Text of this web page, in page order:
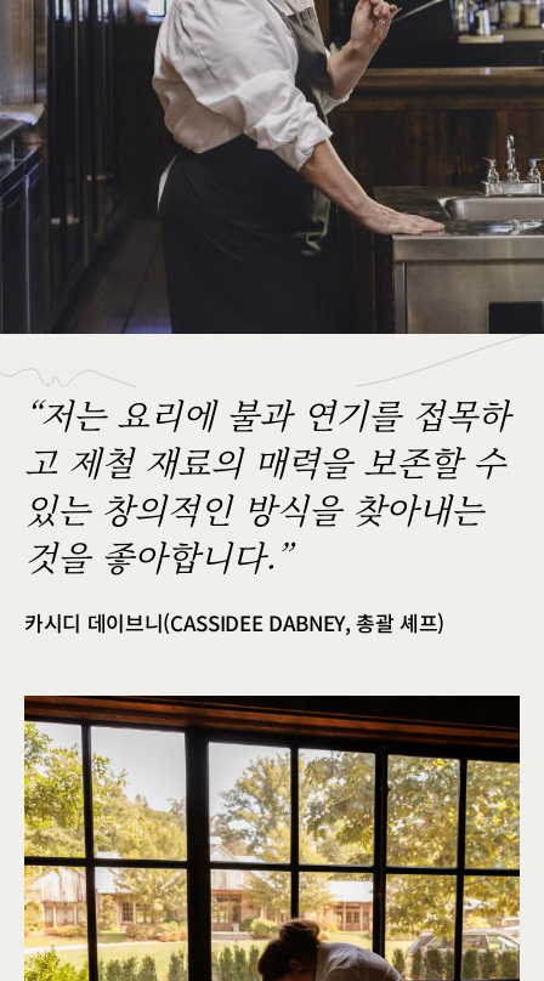
“저는 요리에 불과 연기를 접목하
고 제철 재료의 매력을 보존할 수
있는 창의적인 방식을 찾아내는
것을 좋아합니다.”
카시디 데이브니(CASSIDEE DABNEY, 총괄 셰프)